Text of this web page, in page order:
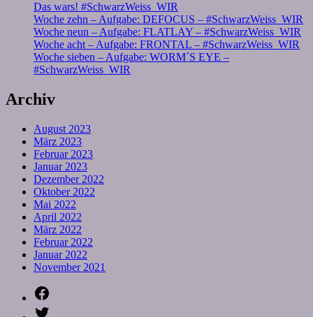
Das wars! #SchwarzWeiss_WIR
Woche zehn – Aufgabe: DEFOCUS – #SchwarzWeiss_WIR
Woche neun – Aufgabe: FLATLAY – #SchwarzWeiss_WIR
Woche acht – Aufgabe: FRONTAL – #SchwarzWeiss_WIR
Woche sieben – Aufgabe: WORM´S EYE –
#SchwarzWeiss_WIR
Archiv
August 2023
März 2023
Februar 2023
Januar 2023
Dezember 2022
Oktober 2022
Mai 2022
April 2022
März 2022
Februar 2022
Januar 2022
November 2021